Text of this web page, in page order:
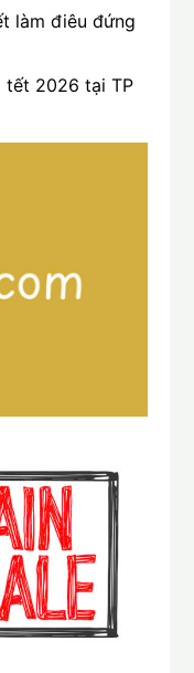
làm điêu đứng
tết 2026 tại TP